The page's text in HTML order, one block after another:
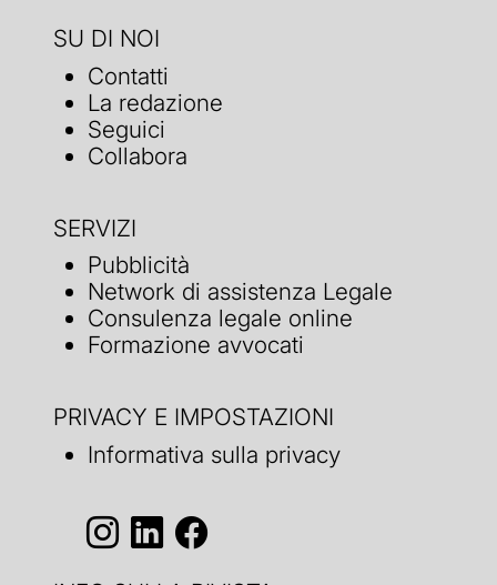
SU DI NOI
Contatti
La redazione
Seguici
Collabora
SERVIZI
Pubblicità
Network di assistenza Legale
Consulenza legale online
Formazione avvocati
PRIVACY E IMPOSTAZIONI
Informativa sulla privacy